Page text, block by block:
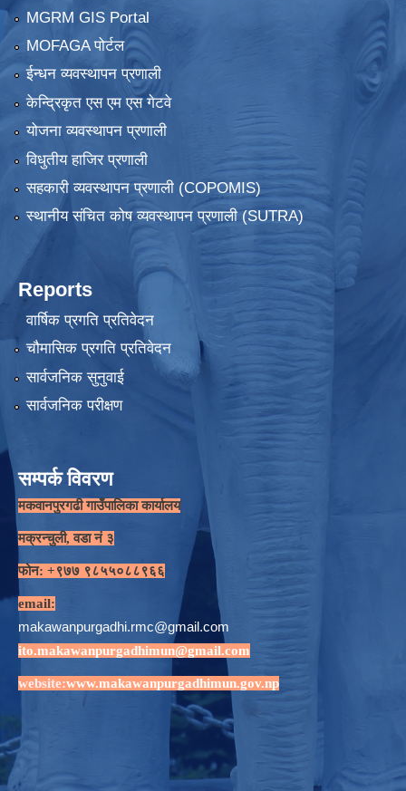
MGRM GIS Portal
MOFAGA पोर्टल
ईन्धन व्यवस्थापन प्रणाली
केन्द्रिकृत एस एम एस गेटवे
योजना व्यवस्थापन प्रणाली
विधुतीय हाजिर प्रणाली
सहकारी व्यवस्थापन प्रणाली (COPOMIS)
स्थानीय संचित कोष व्यवस्थापन प्रणाली (SUTRA)
Reports
वार्षिक प्रगति प्रतिवेदन
चौमासिक प्रगति प्रतिवेदन
सार्वजनिक सुनुवाई
सार्वजनिक परीक्षण
सम्पर्क विवरण
मकवानपुरगढी गाउँपालिका कार्यालय
मक्रन्चुली, वडा नं ३
फोन: +९७७ ९८५५०८८९६६
email:
makawanpurgadhi.rmc@gmail.com
ito.makawanpurgadhimun@gmail.com
website:www.makawanpurgadhimun.gov.np